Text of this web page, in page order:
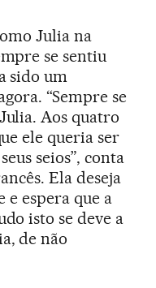
Julia na
se sentiu
sido um
“Sempre se
Aos quatro
ele queria ser
seios”, conta
Ela deseja
e espera que a
isto se deve a
de não